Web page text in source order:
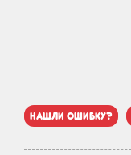
нашли ошибку?